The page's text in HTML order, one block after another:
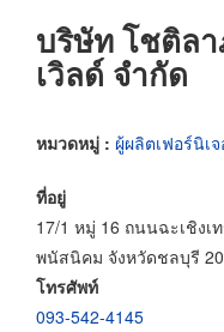
บริษัท โชติล
เวิลด์ จำกัด
หมวดหมู่ : ผู้ผลิตเฟอร์นิเจ
ที่อยู่
17/1 หมู่ 16 ถนนฉะเชิงเ
พนัสนิคม จังหวัดชลบุรี
โทรศัพท์
093-542-4145